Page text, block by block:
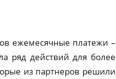
ежемесячные платежи –
ряд действий для более
из партнеров решили